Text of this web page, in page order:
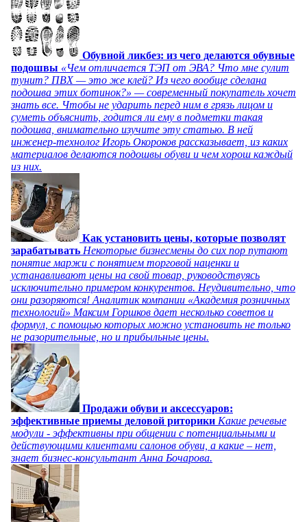
Обувной ликбез: из чего делаются обувные
подошвы «Чем отличается ТЭП от ЭВА? Что мне сулит
тунит? ПВХ — это же клей? Из чего вообще сделана
подошва этих ботинок?» — современный покупатель хочет
знать все. Чтобы не ударить перед ним в грязь лицом и
суметь объяснить, годится ли ему в подметки такая
подошва, внимательно изучите эту статью. В ней
инженер-технолог Игорь Окороков рассказывает, из каких
материалов делаются подошвы обуви и чем хорош каждый
из них.
Как установить цены, которые позволят
зарабатывать Некоторые бизнесмены до сих пор путают
понятие маржи с понятием торговой наценки и
устанавливают цены на свой товар, руководствуясь
исключительно примером конкурентов. Неудивительно, что
они разоряются! Аналитик компании «Академия розничных
технологий» Максим Горшков дает несколько советов и
формул, с помощью которых можно установить не только
не разорительные, но и прибыльные цены.
Продажи обуви и аксессуаров:
эффективные приемы деловой риторики Какие речевые
модули - эффективны при общении с потенциальными и
действующими клиентами салонов обуви, а какие – нет,
знает бизнес-консультант Анна Бочарова.